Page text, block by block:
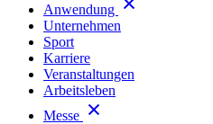
Anwendung
Unternehmen
Sport
Karriere
Veranstaltungen
Arbeitsleben
Messe